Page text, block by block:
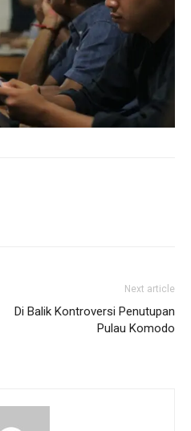
Next article
Di Balik Kontroversi Penutupan
Pulau Komodo